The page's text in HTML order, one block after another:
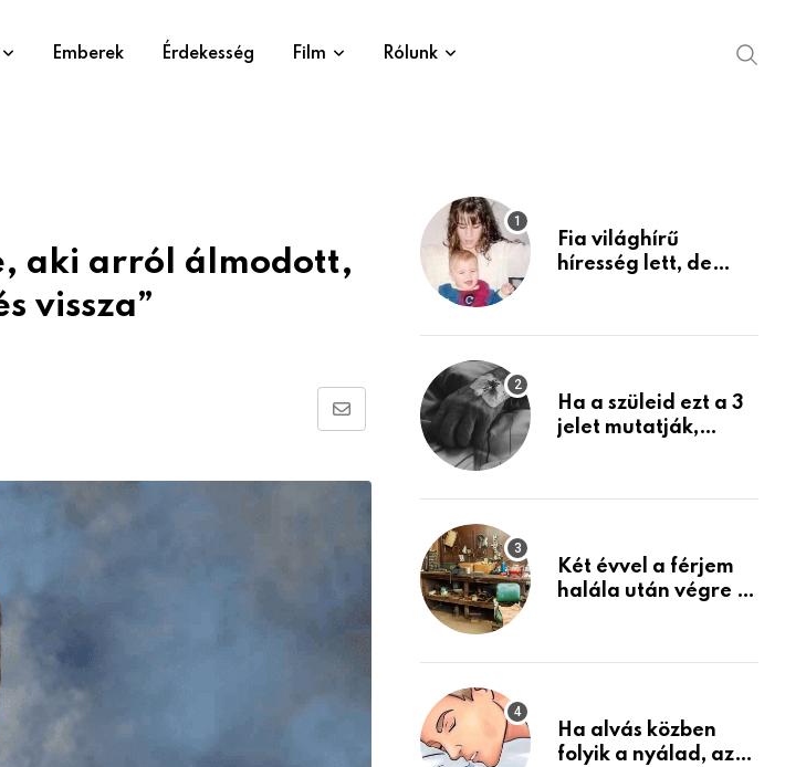
Emberek Érdekesség Film Rólunk
aki arról álmodott,
vissza”
Share
Email
Fia világhírű
híresség lett, de
mint azt el tudnád
Ha a szüleid ezt a 3
jelet mutatják,
Készülj fel arra, ami
Két évvel a férjem
halála után végre át
holmiját – amit
életemet
Ha alvás közben
folyik a nyálad, az